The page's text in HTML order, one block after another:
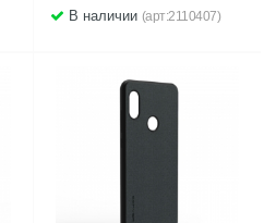
В наличии (арт:2110407)